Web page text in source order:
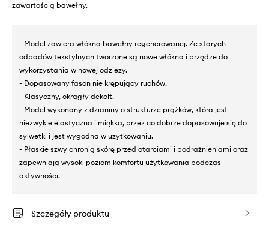
zawartością bawełny.
- Model zawiera włókna bawełny regenerowanej. Ze starych
odpadów tekstylnych tworzone są nowe włókna i przędze do
wykorzystania w nowej odzieży.
- Dopasowany fason nie krępujący ruchów.
- Klasyczny, okrągły dekolt.
- Model wykonany z dzianiny o strukturze prążków, która jest
niezwykle elastyczna i miękka, przez co dobrze dopasowuje się do
sylwetki i jest wygodna w użytkowaniu.
- Płaskie szwy chronią skórę przed otarciami i podrażnieniami oraz
zapewniają wysoki poziom komfortu użytkowania podczas
aktywności.
Szczegóły produktu